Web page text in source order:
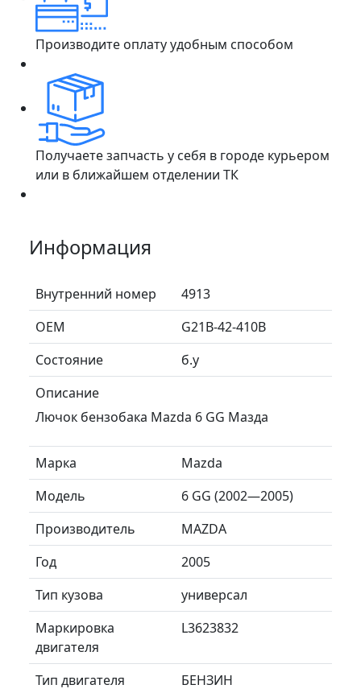
Производите оплату удобным способом
Получаете запчасть у себя в городе курьером
или в ближайшем отделении ТК
Информация
Внутренний номер
4913
ОЕМ
G21B-42-410B
Состояние
б.у
Описание
Лючок бензобака Mazda 6 GG Мазда
Марка
Mazda
Модель
6 GG (2002—2005)
Производитель
MAZDA
Год
2005
Тип кузова
универсал
Маркировка
двигателя
L3623832
Тип двигателя
БЕНЗИН